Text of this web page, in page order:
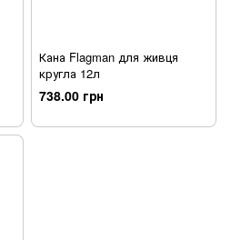
Кана Flagman для живця
кругла 12л
738.00 грн